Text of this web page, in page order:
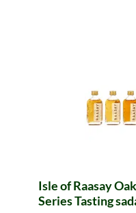
Isle of Raasay
Series Tasting